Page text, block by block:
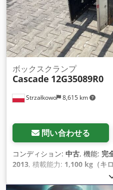
Strzałkowo 8,615 km
ボックスクランプ
Cascade 12G35089R0
問い合わせる
コンディション: 中古, 機能: 完
2013, 積載能力: 1,100 kg（キ